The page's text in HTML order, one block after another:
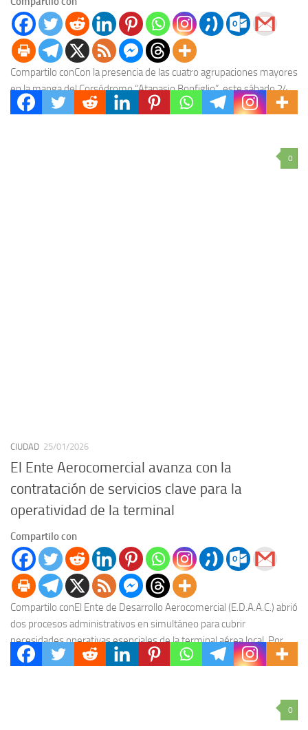
Compartilo conCon la presencia de las cuatro agrupaciones mayores
en la manga del Corsódromo “Atanasio Bonfiglio”, este sábado 24
de enero se inauguró oficialmente el...
0
CIUDAD 25/01/2026
El Ente Aerocomercial avanza con la
contratación de servicios clave para la
operatividad de la terminal
Compartilo con
Compartilo conEl Ente de Desarrollo Aerocomercial (E.D.A.A.C.) abrió
dos procesos administrativos en simultáneo para cubrir
necesidades operativas esenciales de la terminal aérea local. Por
un...
0